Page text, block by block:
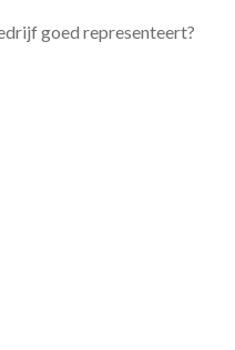
goed representeert?